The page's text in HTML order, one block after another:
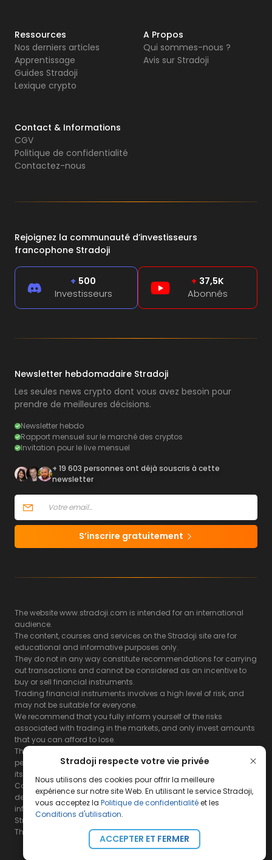
Stradoji respecte votre vie privée
Nous utilisons des cookies pour offrir la meilleure
expérience sur notre site Web. En utilisant le service Stradoji,
vous acceptez la Politique de confidentialitéet les
Conditions d'utilisation.
ACCEPTER ET FERMER
Ressources
Nos derniers articles
Apprentissage
Guides Stradoji
Lexique crypto
A Propos
Qui sommes-nous ?
Avis sur Stradoji
Contact & Informations
CGV
Politique de confidentialité
Contactez-nous
Rejoignez la communauté d’investisseurs
francophone Stradoji
+ 500
Investisseurs
+ 37,5K
Abonnés
Newsletter hebdomadaire Stradoji
Les seules news crypto dont vous avez besoin pour
prendre de meilleures décisions.
Newsletter hebdo
Rapport mensuel sur le marché des cryptos
Invitation pour le live mensuel
+ 19 603 personnes ont déjà souscris à cette
newsletter
S’inscrire gratuitement
The website www.stradoji.com is intended for an international
audience.
The content, courses and services on the Stradoji site are for
educational and informative purposes only.
They do not in any way constitute recommendations for carrying
out transactions and cannot be considered as an incentive to
buy or sell financial instruments.
Trading financial instruments involves a high level of risk, and
may not be suitable for everyone.
We recommend that you fully inform yourself of the risks
associated with trading in the markets, and only invest amounts
that you can afford to lose.
The Stradoji site does not guarantee the results or the
performance of products based on the information contained on
its site and its servers.
Consequently, the Stradoji site and its publishing company
decline all responsibility in the use that may be made of this
information and the consequences that may result therefrom.
Stradoji Services are not authorized for US citizens or US residents.
The full legal notices areavailable here.